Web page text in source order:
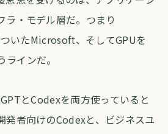
ラ・モデル層だ。つまり
いたMicrosoft、そしてGPUを
インだ。
とCodexを両方使っていると
発者向けのCodexと、ビジネスユ